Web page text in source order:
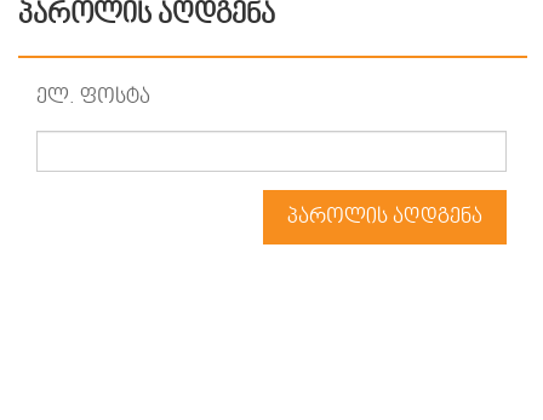
პაროლის აღდგენა
ელ. ფოსტა
პაროლის აღდგენა